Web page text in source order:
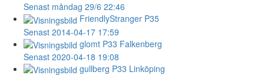
Senast måndag 29/6 22:46
FriendlyStranger P35
Senast 2014-04-17 17:59
glomt P33 Falkenberg
Senast 2020-04-18 19:08
gullberg P33 Linköping